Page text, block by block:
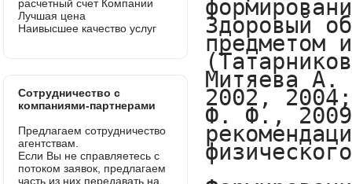
Здоровый
предметом
Митяева
2002,
Ф. Ф.,
расчетный счет Компании
Лучшая цена
Наивысшее качество услуг
Сотрудничество с
компаниями-партнерами
Предлагаем сотрудничество
агентствам.
Если Вы не справляетесь с
потоком заявок, предлагаем
часть из них передавать на